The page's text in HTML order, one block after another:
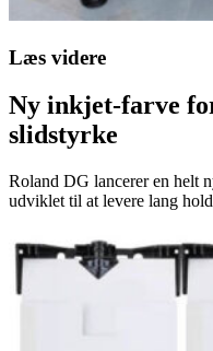
Læs videre
Ny inkjet-farve
slidstyrke
Roland DG lancerer en helt
udviklet til at levere lang